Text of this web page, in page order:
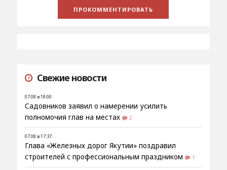
Свежие новости
07.08 в 18:00
Садовников заявил о намерении усилить
полномочия глав на местах
2
07.08 в 17:37
Глава «Железных дорог Якутии» поздравил
строителей с профессиональным праздником
1